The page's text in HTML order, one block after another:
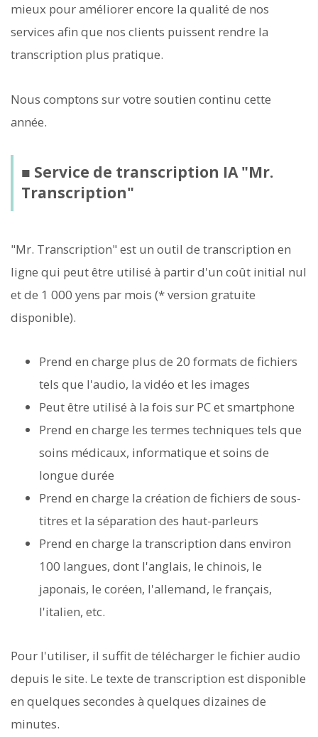
mieux pour améliorer encore la qualité de nos
services afin que nos clients puissent rendre la
transcription plus pratique.
Nous comptons sur votre soutien continu cette
année.
■ Service de transcription IA "Mr.
Transcription"
"Mr. Transcription" est un outil de transcription en
ligne qui peut être utilisé à partir d'un coût initial nul
et de 1 000 yens par mois (* version gratuite
disponible).
Prend en charge plus de 20 formats de fichiers
tels que l'audio, la vidéo et les images
Peut être utilisé à la fois sur PC et smartphone
Prend en charge les termes techniques tels que
soins médicaux, informatique et soins de
longue durée
Prend en charge la création de fichiers de sous-
titres et la séparation des haut-parleurs
Prend en charge la transcription dans environ
100 langues, dont l'anglais, le chinois, le
japonais, le coréen, l'allemand, le français,
l'italien, etc.
Pour l'utiliser, il suffit de télécharger le fichier audio
depuis le site. Le texte de transcription est disponible
en quelques secondes à quelques dizaines de
minutes.